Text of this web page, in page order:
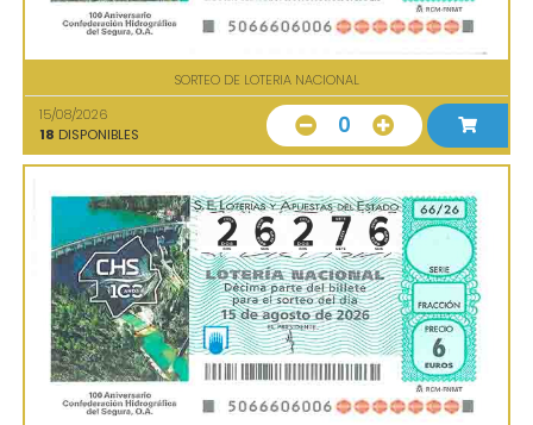
SORTEO DE LOTERIA NACIONAL
15/08/2026
18 DISPONIBLES 0